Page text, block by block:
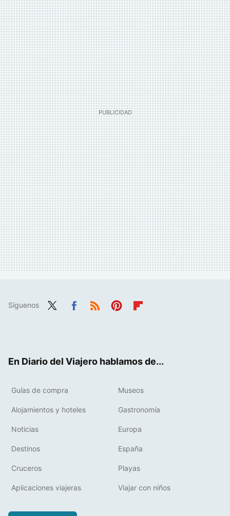
Síguenos
En Diario del Viajero hablamos de...
Guías de compra Museos
Alojamientos y hoteles Gastronomía
Noticias Europa
Destinos España
Cruceros Playas
Aplicaciones viajeras Viajar con niños